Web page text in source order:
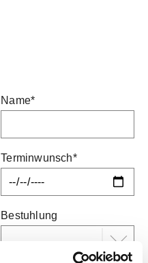
Name*
Terminwunsch*
Bestuhlung